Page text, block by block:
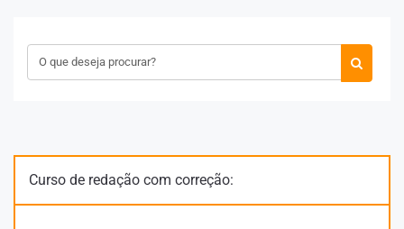
Curso de redação com correção: